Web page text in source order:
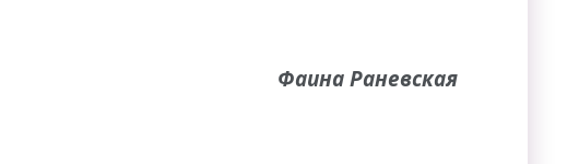
Фаина Раневская